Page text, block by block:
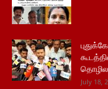
July 18,